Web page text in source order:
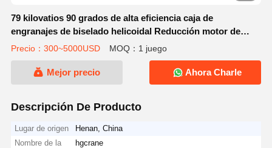
79 kilovatios 90 grados de alta eficiencia caja de
engranajes de biselado helicoidal Reducción motor de
engranajes para maquinaria industrial
Precio：300~5000USD MOQ：1 juego
Mejor precio Ahora Charle
Descripción De Producto
Lugar de origen
Henan, China
Nombre de la
hgcrane